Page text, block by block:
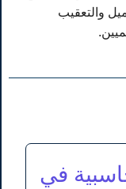
والتعقيب
في